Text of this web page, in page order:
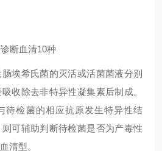
埃希氏菌的灭活或活菌菌液分别
收除去非特异性凝集素后制成。
待检菌的相应抗原发生特异性结
可辅助判断待检菌是否为产毒性
清型。